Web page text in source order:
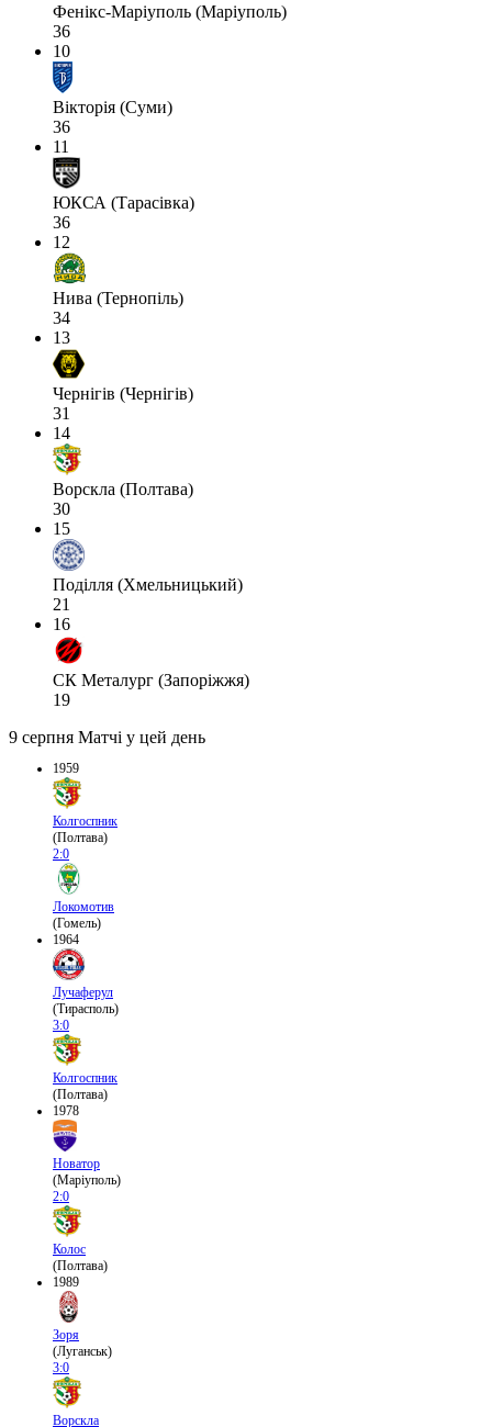
Фенікс-Маріуполь (Маріуполь)
36
10
Вікторія (Суми)
36
11
ЮКСА (Тарасівка)
36
12
Нива (Тернопіль)
34
13
Чернігів (Чернігів)
31
14
Ворскла (Полтава)
30
15
Поділля (Хмельницький)
21
16
СК Металург (Запоріжжя)
19
9 серпня Матчі у цей день
1959
Колгоспник
(Полтава)
2:0
Локомотив
(Гомель)
1964
Лучаферул
(Тирасполь)
3:0
Колгоспник
(Полтава)
1978
Новатор
(Маріуполь)
2:0
Колос
(Полтава)
1989
Зоря
(Луганськ)
3:0
Ворскла